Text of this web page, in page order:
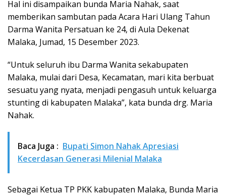
Hal ini disampaikan bunda Maria Nahak, saat
memberikan sambutan pada Acara Hari Ulang Tahun
Darma Wanita Persatuan ke 24, di Aula Dekenat
Malaka, Jumad, 15 Desember 2023.
“Untuk seluruh ibu Darma Wanita sekabupaten
Malaka, mulai dari Desa, Kecamatan, mari kita berbuat
sesuatu yang nyata, menjadi pengasuh untuk keluarga
stunting di kabupaten Malaka”, kata bunda drg. Maria
Nahak.
Baca Juga : Bupati Simon Nahak Apresiasi
Kecerdasan Generasi Milenial Malaka
Sebagai Ketua TP PKK kabupaten Malaka, Bunda Maria